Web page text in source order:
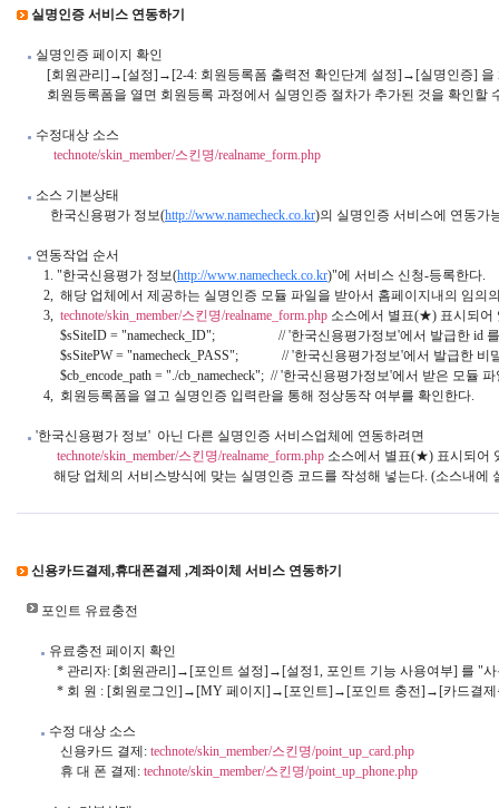
실명인증 서비스 연동하기
실명인증 페이지 확인
[회원관리]→[설정]→[2-4: 회원등록폼 출력전 확인단계 설정]→[실명인증] 을
회원등록폼을 열면 회원등록 과정에서 실명인증 절차가 추가된 것을 확인할
수정대상 소스
technote/skin_member/스킨명/realname_form.php
소스 기본상태
          한국신용평가 정보(
http://www.namecheck.co.kr)의 실명인증 서비스에 연동가
연동작업 순서
        1. "한국신용평가 정보(
http://www.namecheck.co.kr)"에 서비스 신청-등록한다.
2,  해당 업체에서 제공하는 실명인증 모듈 파일을 받아서 홈페이지내의 임의
        3,
technote/skin_member/스킨명/realname_form.php 소스에서 별표(★) 표시되어
$sSiteID = "namecheck_ID";                   // '한국신용평가정보'에서 발급한 id
$sSitePW = "namecheck_PASS";             // '한국신용평가정보'에서 발급한
$cb_encode_path = "./cb_namecheck";  // '한국신용평가정보'에서 받은 모
        4,  회원등록폼을 열고 실명인증 입력란을 통해 정상동작 여부를 확인한다.
'한국신용평가 정보'  아닌 다른 실명인증 서비스업체에 연동하려면
technote/skin_member/스킨명/realname_form.php 소스에서 별표(★) 표시되어
해당 업체의 서비스방식에 맞는 실명인증 코드를 작성해 넣는다. (소스내에
신용카드결제,휴대폰결제 ,계좌이체 서비스 연동하기
포인트 유료충전
유료충전 페이지 확인
* 관리자: [회원관리]→[포인트 설정]→[설정1, 포인트 기능 사용여부] 를 "
* 회 원 : [회원로그인]→[MY 페이지]→[포인트]→[포인트 충전]→[카드결
수정 대상 소스
             신용카드 결제:
technote/skin_member/스킨명/point_up_card.php
             휴 대 폰 결제:
technote/skin_member/스킨명/point_up_phone.php